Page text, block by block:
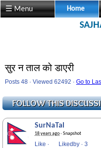
☰ Menu Home
सुर न ताल को डाएरी
Posts 48 · Viewed 62492 · Go to
SurNaTal
18 years ago· Snapshot
Like · Likedby · Be